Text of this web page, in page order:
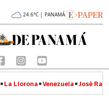
24.6°C | PANAMÁ
La Llorona Venezuela José